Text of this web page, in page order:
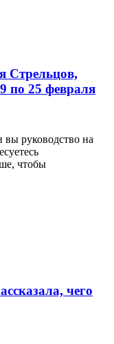
Стрельцов,
по 25 февраля
руководство на
чтобы
чего